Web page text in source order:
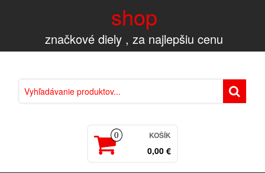
shop
značkové diely , za najlepšiu cenu
0 KOŠÍK
0,00 €